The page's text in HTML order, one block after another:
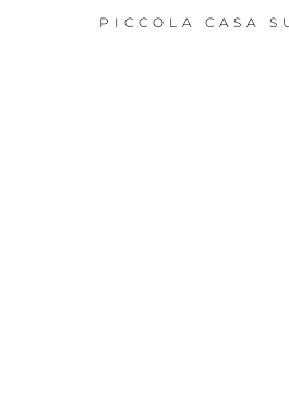
PICCOLA CASA